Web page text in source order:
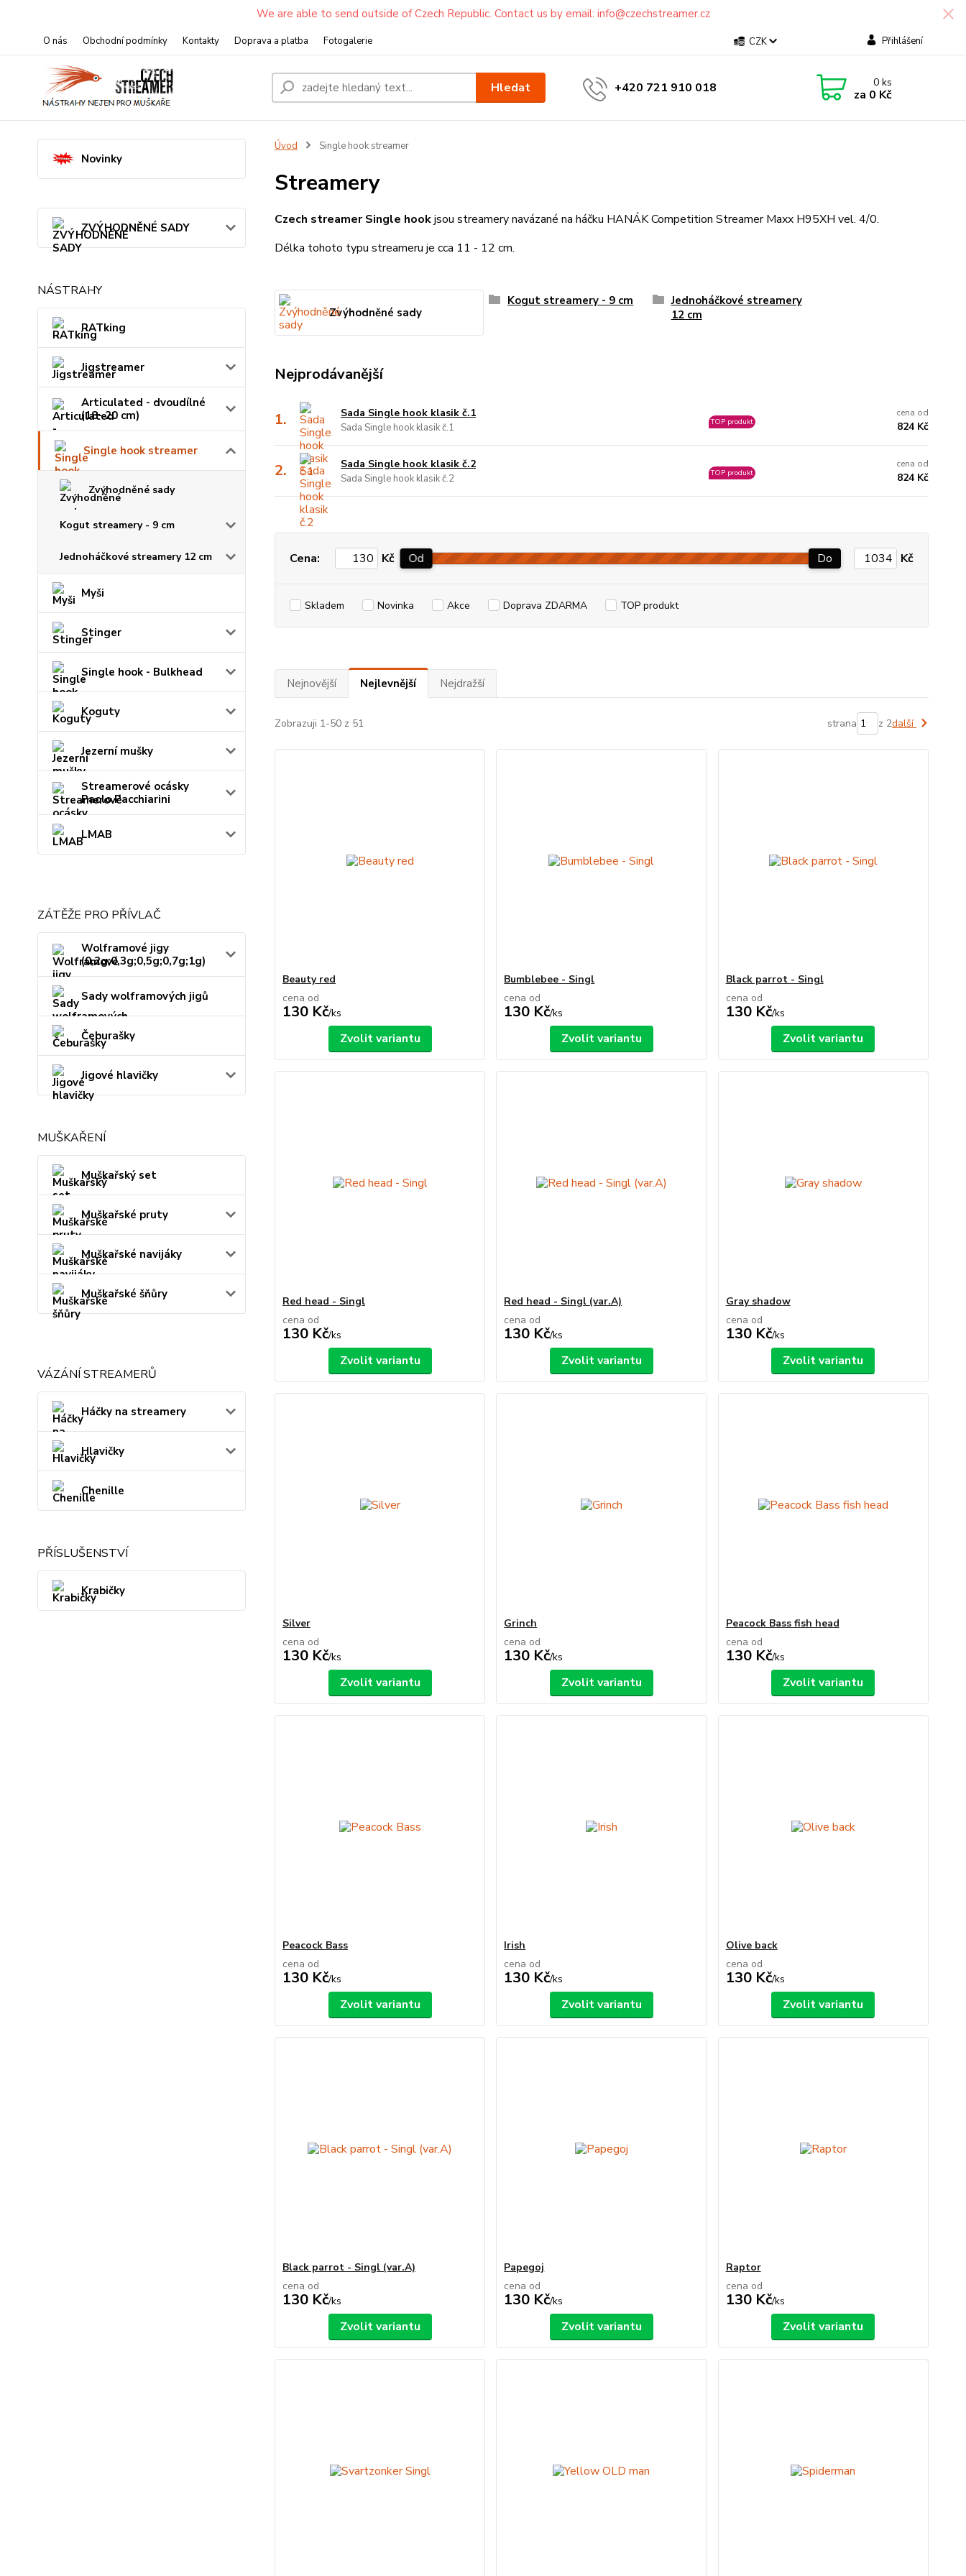
We are able to send outside of Czech Republic. Contact us by email: info@czechstreamer.cz
O nás Obchodní podmínky Kontakty Doprava a platba Fotogalerie CZK Přihlášení
Hledat +420 721 910 018 0ks
za 0 Kč
Novinky
ZVÝHODNĚNÉ SADY
NÁSTRAHY
RATking
Jigstreamer
Articulated - dvoudílné
(18- 20 cm)
Single hook streamer
Zvýhodněné sady
Kogut streamery - 9 cm
Jednoháčkové streamery 12 cm
Myši
Stinger
Single hook - Bulkhead
Koguty
Jezerní mušky
Streamerové ocásky
Paolo Pacchiarini
LMAB
ZÁTĚŽE PRO PŘÍVLAČ
Wolframové jigy
(0,2g;0,3g;0,5g;0,7g;1g)
Sady wolframových jigů
Čeburašky
Jigové hlavičky
MUŠKAŘENÍ
Muškařský set
Muškařské pruty
Muškařské navijáky
Muškařské šňůry
VÁZÁNÍ STREAMERŮ
Háčky na streamery
Hlavičky
Chenille
PŘÍSLUŠENSTVÍ
Krabičky
Úvod Single hook streamer
Streamery
Czech streamer Single hookjsou streamery navázané na háčku HANÁK Competition Streamer Maxx H95XH vel. 4/0.
Délka tohoto typu streameru je cca 11 - 12 cm.
Zvýhodněné sady
Kogut streamery - 9 cm
Jednoháčkové streamery
12 cm
Nejprodávanější
1. Sada Single hook klasik č.1
Sada Single hook klasik č.1 TOP produkt
cena od
824 Kč
2. Sada Single hook klasik č.2
Sada Single hook klasik č.2 TOP produkt
cena od
824 Kč
Cena: Kč Od Do Kč
Skladem Novinka Akce Doprava ZDARMA TOP produkt
Nejnovější Nejlevnější Nejdražší
Zobrazuji 1-50 z 51 strana z 2další
Beauty red
cena od
130 Kč/ks
Zvolit variantu
Bumblebee - Singl
cena od
130 Kč/ks
Zvolit variantu
Black parrot - Singl
cena od
130 Kč/ks
Zvolit variantu
Red head - Singl
cena od
130 Kč/ks
Zvolit variantu
Red head - Singl (var.A)
cena od
130 Kč/ks
Zvolit variantu
Gray shadow
cena od
130 Kč/ks
Zvolit variantu
Silver
cena od
130 Kč/ks
Zvolit variantu
Grinch
cena od
130 Kč/ks
Zvolit variantu
Peacock Bass fish head
cena od
130 Kč/ks
Zvolit variantu
Peacock Bass
cena od
130 Kč/ks
Zvolit variantu
Irish
cena od
130 Kč/ks
Zvolit variantu
Olive back
cena od
130 Kč/ks
Zvolit variantu
Black parrot - Singl (var.A)
cena od
130 Kč/ks
Zvolit variantu
Papegoj
cena od
130 Kč/ks
Zvolit variantu
Raptor
cena od
130 Kč/ks
Zvolit variantu